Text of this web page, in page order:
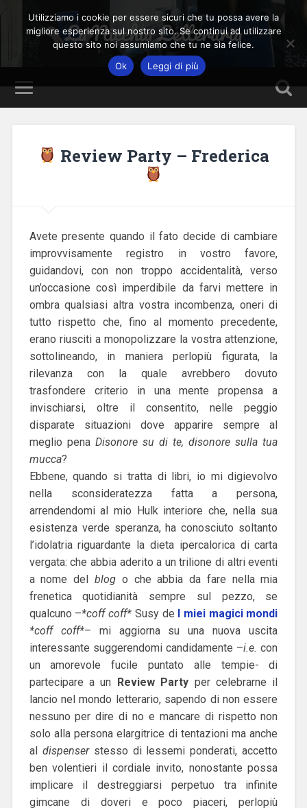
La Nicchia Letteraria
Review Party – Frederica
Avete presente quando il fato decide di cambiare
improvvisamente registro in vostro favore,
guidandovi, con non troppo accidentalità, verso
un’occasione così imperdibile da farvi mettere in
ombra qualsiasi altra vostra incombenza, oneri di
tutto rispetto che, fino al momento precedente,
erano riusciti a monopolizzare la vostra attenzione,
sottolineando, in maniera perlopiù figurata, la
rilevanza con la quale avrebbero dovuto
trasfondere criterio in una mente propensa a
invischiarsi, oltre il consentito, nelle peggio
disparate situazioni dove apparire sempre al
meglio pena Disonore su di te, disonore sulla tua
mucca?
Ebbene, quando si tratta di libri, io mi digievolvo
nella sconsideratezza fatta a persona,
arrendendomi al mio Hulk interiore che, nella sua
esistenza verde speranza, ha conosciuto soltanto
l’idolatria riguardante la dieta ipercalorica di carta
vergata: che abbia aderito a un trilione di altri eventi
a nome del blogo che abbia da fare nella mia
frenetica quotidianità sempre sul pezzo, se
qualcuno –*coff coff* Susy de I miei magici mondi
*coff coff*– mi aggiorna su una nuova uscita
interessante suggerendomi candidamente –i.e. con
un amorevole fucile puntato alle tempie- di
partecipare a un Review Party per celebrarne il
lancio nel mondo letterario, sapendo di non essere
nessuno per dire di no e mancare di rispetto non
solo alla persona elargitrice di tentazioni ma anche
al dispenserstesso di lessemi ponderati, accetto
ben volentieri il cordiale invito, nonostante possa
implicare il destreggiarsi perpetuo tra infinite
gimcane di doveri e poco piaceri, perlopiù
Utilizziamo i cookie per essere sicuri che tu possa avere la
migliore esperienza sul nostro sito. Se continui ad utilizzare
questo sito noi assumiamo che tu ne sia felice.
Ok
Leggi di più